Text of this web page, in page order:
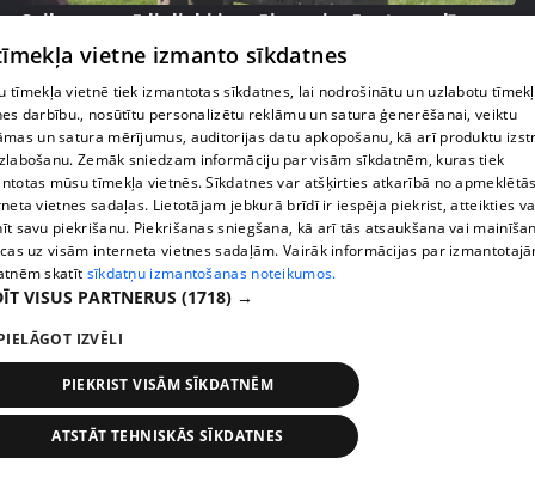
Grila sezonā lieliski iespējams ievērot veselīga
uztura principus
13. epizode
pirms 3 mēnešiem
Veselības sākas ar mikrobiomu, ar ko to barot, lai
justos labi?
vietne izmanto sīkdatnes
tīmekļa vietnē tiek izmantotas sīkdatnes, lai nodrošinātu un uzlabotu
darbību., nosūtītu personalizētu reklāmu un satura ģenerēšanai, veiktu
un satura mērījumus, auditorijas datu apkopošanu, kā arī produktu
Zemāk sniedzam informāciju par visām sīkdatnēm, kuras tiek
mūsu tīmekļa vietnēs. Sīkdatnes var atšķirties atkarībā no
vietnes sadaļas. Lietotājam jebkurā brīdī ir iespēja piekrist, atteikties
savu piekrišanu. Piekrišanas sniegšana, kā arī tās atsaukšana vai
uz visām interneta vietnes sadaļām. Vairāk informācijas par
skatīt sīkdatņu izmantošanas noteikumos.
VISUS PARTNERUS (1718) →
IZVĒLI
PIEKRIST VISĀM SĪKDATNĒM
ATSTĀT TEHNISKĀS SĪKDATNES